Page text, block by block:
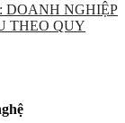
NGHIỆP
THEO QUY